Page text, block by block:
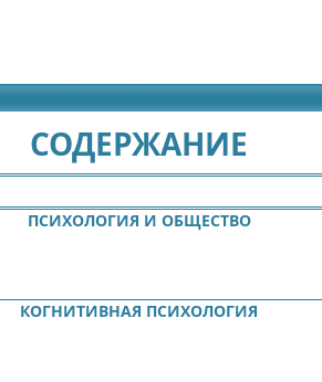
СОДЕРЖАНИЕ
ПСИХОЛОГИЯ И ОБЩЕСТВО
КОГНИТИВНАЯ ПСИХОЛОГИЯ